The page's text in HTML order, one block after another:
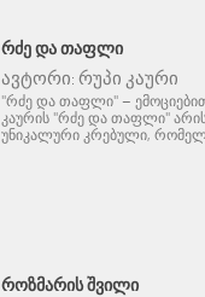
ᲠᲫᲔ ᲓᲐ ᲗᲐᲤᲚᲘ
ავტორი: რუპი კაური
"რძე და თაფლი" – ემოციებით
კაურის "რძე და თაფლი"
უნიკალური კრებული,
ᲠᲝᲖᲛᲐᲠᲘᲡ ᲨᲕᲘᲚᲘ